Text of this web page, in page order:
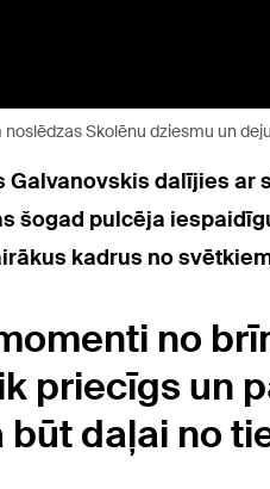
Skolēnu dziesmu un
Galvanovskis dalījies ar
šogad pulcēja
kadrus no
no
priecīgs un
būt daļai no